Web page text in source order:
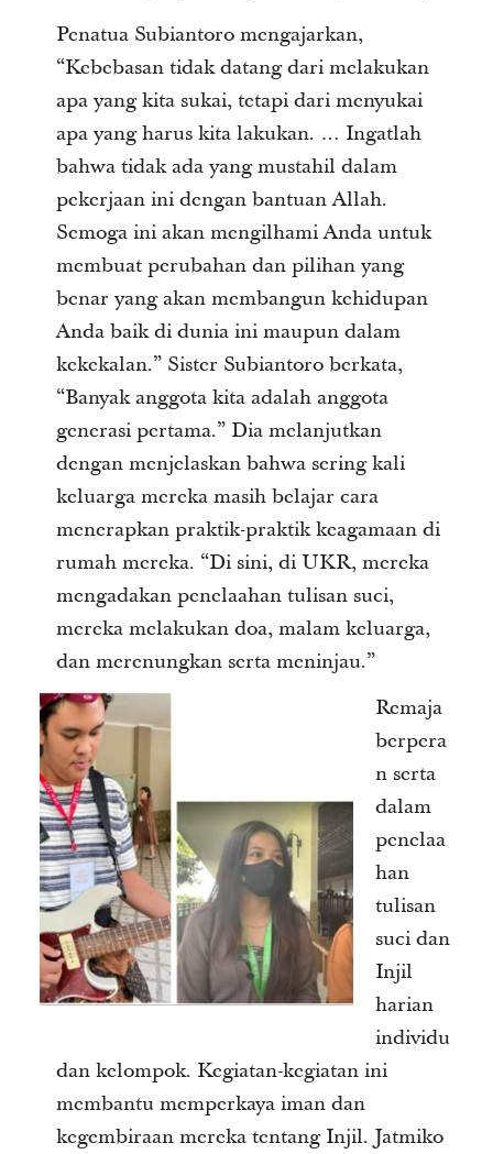
Penatua Subiantoro mengajarkan,
“Kebebasan tidak datang dari melakukan
apa yang kita sukai, tetapi dari menyukai
apa yang harus kita lakukan. … Ingatlah
bahwa tidak ada yang mustahil dalam
pekerjaan ini dengan bantuan Allah.
Semoga ini akan mengilhami Anda untuk
membuat perubahan dan pilihan yang
benar yang akan membangun kehidupan
Anda baik di dunia ini maupun dalam
kekekalan.” Sister Subiantoro berkata,
“Banyak anggota kita adalah anggota
generasi pertama.” Dia melanjutkan
dengan menjelaskan bahwa sering kali
keluarga mereka masih belajar cara
menerapkan praktik-praktik keagamaan di
rumah mereka. “Di sini, di UKR, mereka
mengadakan penelaahan tulisan suci,
mereka melakukan doa, malam keluarga,
dan merenungkan serta meninjau.”
Remaja
berpera
n serta
dalam
penelaa
han
tulisan
suci dan
Injil
harian
individu
dan kelompok. Kegiatan-kegiatan ini
membantu memperkaya iman dan
kegembiraan mereka tentang Injil. Jatmiko